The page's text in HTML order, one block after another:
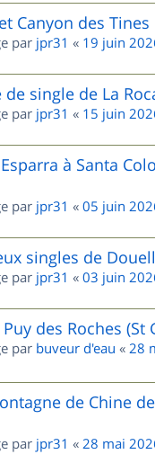
Canyon des Tines
par jpr31 « 19 juin
single de La
par jpr31 « 15 juin
à Santa
par jpr31 « 05 juin
singles de
par jpr31 « 03 juin
des Roches (St
par buveur d'eau « 28
de Chine
par jpr31 « 28 mai